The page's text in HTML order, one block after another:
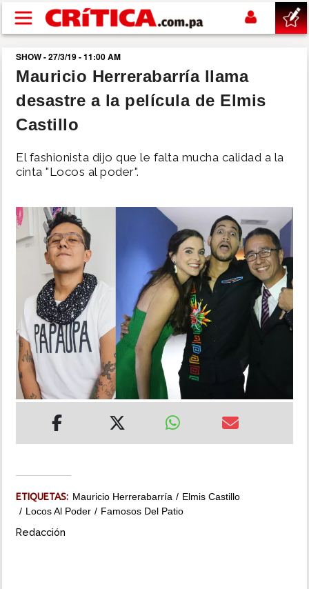
Pasar al contenido principal
buscar
SUCESOS
POLÍTICA
SHOW
DEPORTES
MUNDO
INSÓLITAS
MULTIMEDIA
SHOW - 27/3/19 - 11:00 AM
Mauricio Herrerabarría llama
desastre a la película de Elmis
Castillo
El fashionista dijo que le falta mucha calidad a la
cinta "Locos al poder".
ETIQUETAS: Mauricio Herrerabarría
Elmis Castillo
Locos Al Poder
Famosos Del Patio
Redacción